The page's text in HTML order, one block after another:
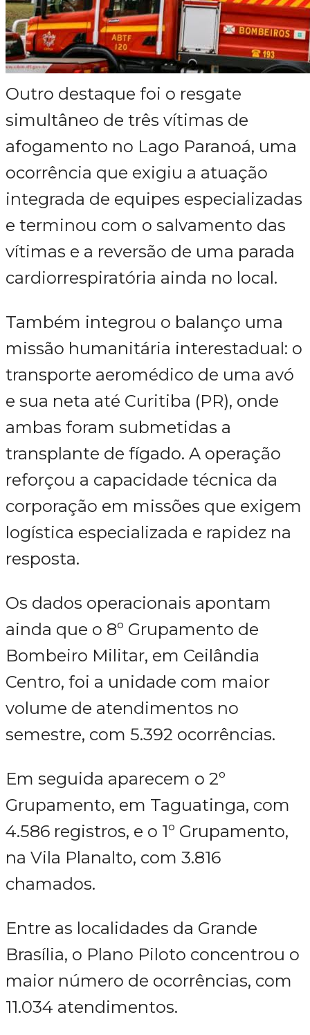
Outro destaque foi o resgate
simultâneo de três vítimas de
afogamento no Lago Paranoá, uma
ocorrência que exigiu a atuação
integrada de equipes especializadas
e terminou com o salvamento das
vítimas e a reversão de uma parada
cardiorrespiratória ainda no local.
Também integrou o balanço uma
missão humanitária interestadual: o
transporte aeromédico de uma avó
e sua neta até Curitiba (PR), onde
ambas foram submetidas a
transplante de fígado. A operação
reforçou a capacidade técnica da
corporação em missões que exigem
logística especializada e rapidez na
resposta.
Os dados operacionais apontam
ainda que o 8º Grupamento de
Bombeiro Militar, em Ceilândia
Centro, foi a unidade com maior
volume de atendimentos no
semestre, com 5.392 ocorrências.
Em seguida aparecem o 2º
Grupamento, em Taguatinga, com
4.586 registros, e o 1º Grupamento,
na Vila Planalto, com 3.816
chamados.
Entre as localidades da Grande
Brasília, o Plano Piloto concentrou o
maior número de ocorrências, com
11.034 atendimentos.